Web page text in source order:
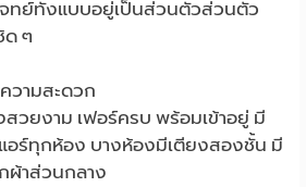
ทย์ทั้งแบบอยู่เป็นส่วนตั๊วส่วนตัว
ด ๆ
วามสะดวก
วยงาม เฟอร์ครบ พร้อมเข้าอยู่ มี
ร์ทุกห้อง บางห้องมีเตียงสองชั้น มี
ผ้าส่วนกลาง